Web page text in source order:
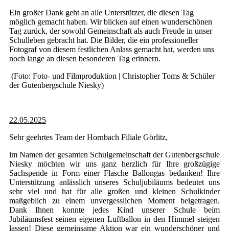
Ein großer Dank geht an alle Unterstützer, die diesen Tag
möglich gemacht haben. Wir blicken auf einen wunderschönen
Tag zurück, der sowohl Gemeinschaft als auch Freude in unser
Schulleben gebracht hat. Die Bilder, die ein professioneller
Fotograf von diesem festlichen Anlass gemacht hat, werden uns
noch lange an diesen besonderen Tag erinnern.
(Foto: Foto- und Filmproduktion | Christopher Toms & Schüler
der Gutenbergschule Niesky)
22.05.2025
Sehr geehrtes Team der Hornbach Filiale Görlitz,
im Namen der gesamten Schulgemeinschaft der Gutenbergschule
Niesky möchten wir uns ganz herzlich für Ihre großzügige
Sachspende in Form einer Flasche Ballongas bedanken! Ihre
Unterstützung anlässlich unseres Schuljubiläums bedeutet uns
sehr viel und hat für alle großen und kleinen Schulkinder
maßgeblich zu einem unvergesslichen Moment beigetragen.
Dank Ihnen konnte jedes Kind unserer Schule beim
Jubiläumsfest seinen eigenen Luftballon in den Himmel steigen
lassen! Diese gemeinsame Aktion war ein wunderschöner und